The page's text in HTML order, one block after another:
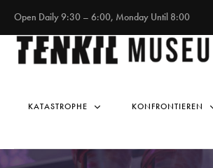
Open Daily 9:30 – 6:00, Monday Until 8:00
KATASTROPHE KONFRONTIEREN